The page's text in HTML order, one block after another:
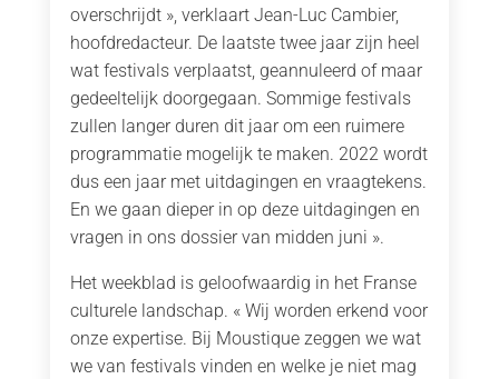
overschrijdt », verklaart Jean-Luc Cambier,
hoofdredacteur. De laatste twee jaar zijn heel
wat festivals verplaatst, geannuleerd of maar
gedeeltelijk doorgegaan. Sommige festivals
zullen langer duren dit jaar om een ruimere
programmatie mogelijk te maken. 2022 wordt
dus een jaar met uitdagingen en vraagtekens.
En we gaan dieper in op deze uitdagingen en
vragen in ons dossier van midden juni ».
Het weekblad is geloofwaardig in het Franse
culturele landschap. « Wij worden erkend voor
onze expertise. Bij Moustique zeggen we wat
we van festivals vinden en welke je niet mag